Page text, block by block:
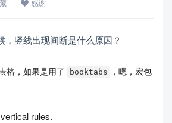
感谢
，竖线出现间断是什么原因？
格，如果是用了 booktabs
，嗯，宏包
rules.